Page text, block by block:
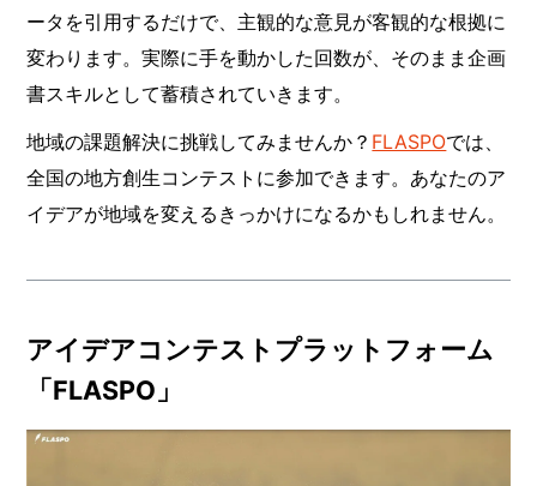
ータを引用するだけで、主観的な意見が客観的な根拠に
変わります。実際に手を動かした回数が、そのまま企画
書スキルとして蓄積されていきます。
地域の課題解決に挑戦してみませんか？ FLASPOでは、
全国の地方創生コンテストに参加できます。あなたのア
イデアが地域を変えるきっかけになるかもしれません。
アイデアコンテストプラットフォーム
「FLASPO」